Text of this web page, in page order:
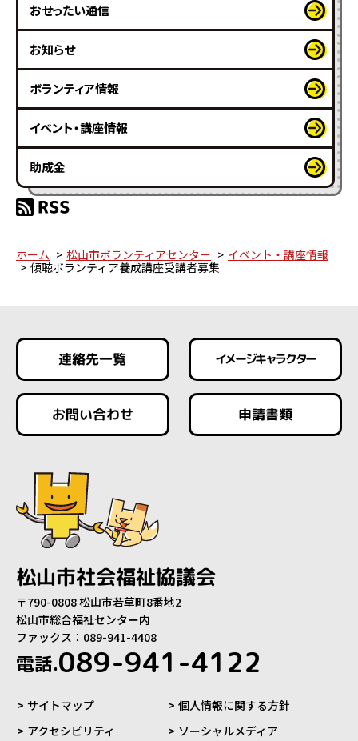
おせったい通信
お知らせ
ボランティア情報
イベント・講座情報
助成金
ホーム 松山市ボランティアセンター
イベント・講座情報
傾聴ボランティア養成講座受講者募集
連絡先一覧 イメージキャラクター
お問い合わせ 申請書類
松山市社会福祉協議会
〒790-0808 松山市若草町8番地2
松山市総合福祉センター内
ファックス：089-941-4408
電話.089-941-4122
サイトマップ
個人情報に関する方針
アクセシビリティ
ソーシャルメディア